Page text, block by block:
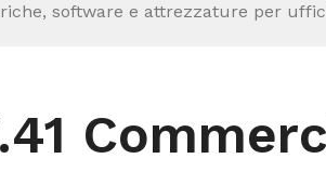
software e attrezzature per